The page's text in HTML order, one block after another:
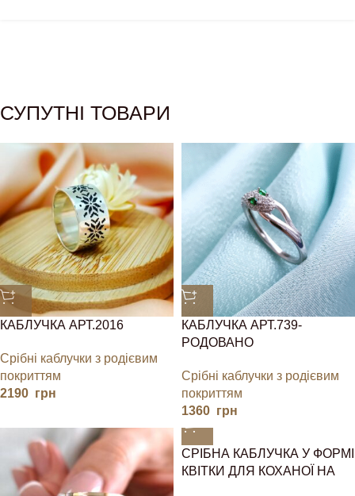
СУПУТНІ ТОВАРИ
КАБЛУЧКА АРТ.2016
Срібні каблучки з родієвим
покриттям
2190 грн
КАБЛУЧКА АРТ.739-
РОДОВАНО
Срібні каблучки з родієвим
покриттям
1360 грн
СРІБНА КАБЛУЧКА У ФОРМІ
КВІТКИ ДЛЯ КОХАНОЇ НА